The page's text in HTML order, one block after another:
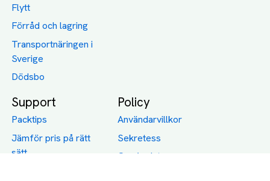
Flytt
Förråd och lagring
Transportnäringen i
Sverige
Dödsbo
Support
Packtips
Jämför pris på rätt
sätt
Policy
Användarvillkor
Sekretess
Om Assist